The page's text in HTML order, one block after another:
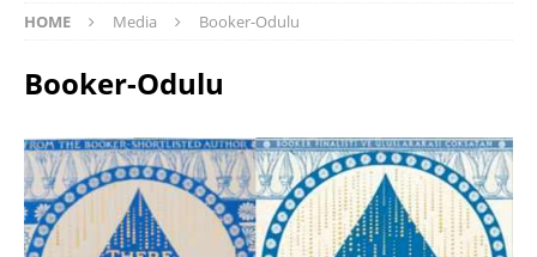
HOME Media Booker-Odulu
Booker-Odulu